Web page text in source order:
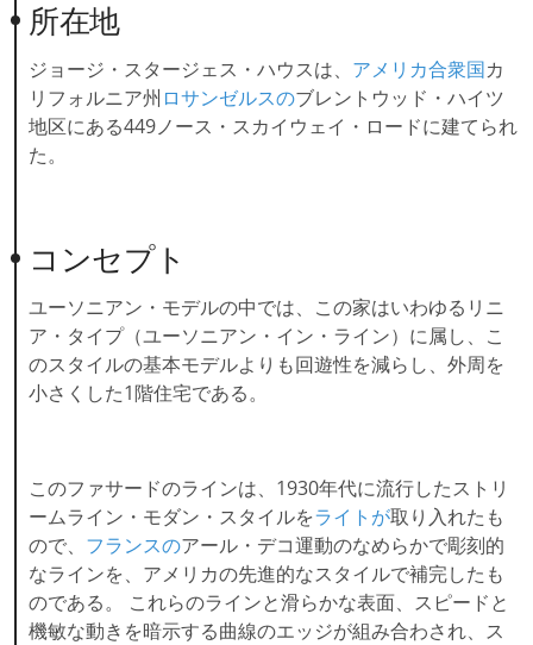
所在地
ジョージ・スタージェス・ハウスは、 アメリカ合衆国カ
リフォルニア州 ロサンゼルスのブレントウッド・ハイツ
地区にある449ノース・スカイウェイ・ロードに建てられ
た。
コンセプト
ユーソニアン・モデルの中では、この家はいわゆるリニ
ア・タイプ（ユーソニアン・イン・ライン）に属し、こ
のスタイルの基本モデルよりも回遊性を減らし、外周を
小さくした1階住宅である。
このファサードのラインは、1930年代に流行したストリ
ームライン・モダン・スタイルをライトが取り入れたも
ので、 フランスのアール・デコ運動のなめらかで彫刻的
なラインを、アメリカの先進的なスタイルで補完したも
のである。 これらのラインと滑らかな表面、スピードと
機敏な動きを暗示する曲線のエッジが組み合わされ、ス